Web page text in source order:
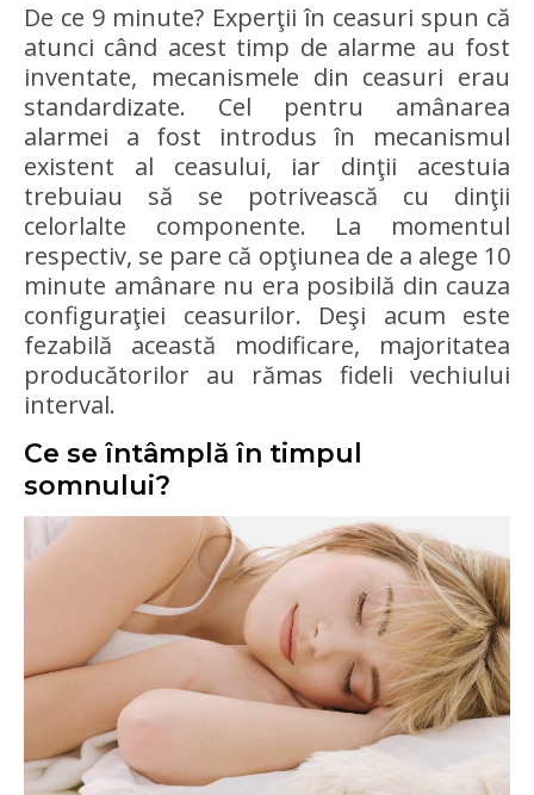
De ce 9 minute? Experţii în ceasuri spun că
atunci când acest timp de alarme au fost
inventate, mecanismele din ceasuri erau
standardizate. Cel pentru amânarea
alarmei a fost introdus în mecanismul
existent al ceasului, iar dinţii acestuia
trebuiau să se potrivească cu dinţii
celorlalte componente. La momentul
respectiv, se pare că opţiunea de a alege 10
minute amânare nu era posibilă din cauza
configuraţiei ceasurilor. Deşi acum este
fezabilă această modificare, majoritatea
producătorilor au rămas fideli vechiului
interval.
Ce se întâmplă în timpul
somnului?